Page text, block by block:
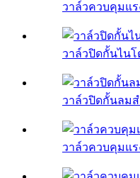
วาล์วควบคุมแ
วาล์วปิดกั้นไน
วาล์วปิดกั้นลม
วาล์วควบคุมแ